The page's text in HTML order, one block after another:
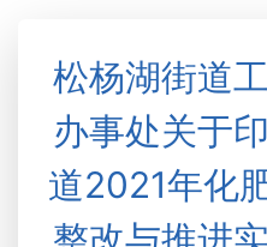
松杨湖街道
办事处关于
道2021年化